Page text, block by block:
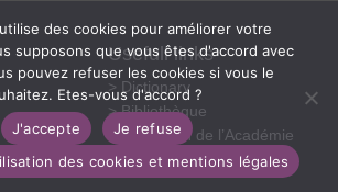
Usefull links
Dictionary
Bibliothèque
Fondation de l’Académie
nationale de médecine
des cookies pour améliorer votre
supposons que vous êtes d'accord avec
pouvez refuser les cookies si vous le
Etes-vous d'accord ?
J'accepte
Je refuse
des cookies et mentions légales